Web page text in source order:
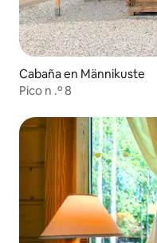
Cabaña en Männikuste
Pico n .º 8